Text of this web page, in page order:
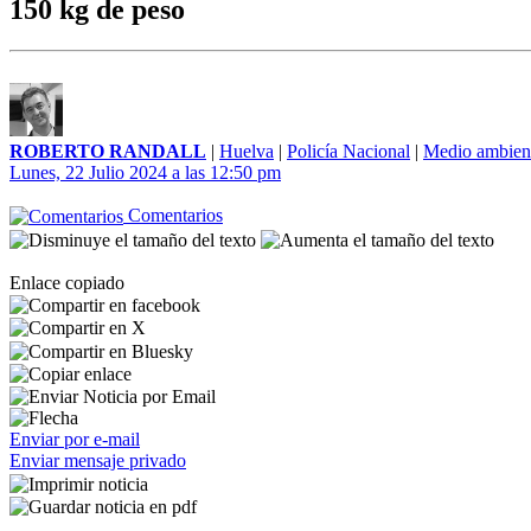
150 kg de peso
ROBERTO RANDALL | Huelva | Policía Nacional | Medio
Lunes, 22 Julio 2024 a las 12:50 pm
Comentarios
Enlace copiado
Enviar por e-mail
Enviar mensaje privado